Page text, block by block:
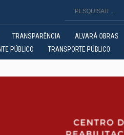
TRANSPARÊNCIA ALVARÁ OBRAS
PÚBLICO TRANSPORTE PÚBLICO